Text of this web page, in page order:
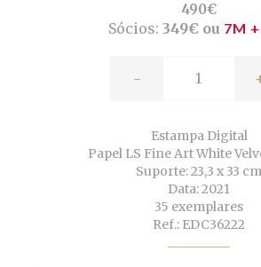
490€
Sócios: 349€ ou 7M
-
Estampa Digital
Papel LS Fine Art White
Suporte: 23,3 x 33 cm
Data: 2021
35 exemplares
Ref.: EDC36222